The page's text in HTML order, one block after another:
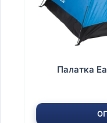
Палатка